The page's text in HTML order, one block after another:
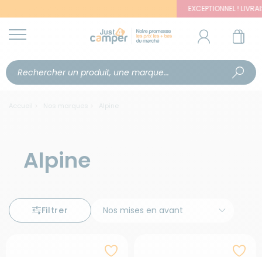
EXCEPTIONNEL !
Accueil Nos marques Alpine
Alpine
Filtrer